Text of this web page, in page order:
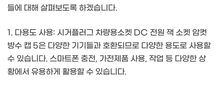
들에 대해 살펴보도록 하겠습니다.
1. 다용도 사용: 시거플러그 차량용소켓 DC 전원 잭 소켓 암컷
방수 캡 5은 다양한 기기들과 호환되므로 다양한 용도로 사용할
수 있습니다. 스마트폰 충전, 가전제품 사용, 작업 등 다양한 상
황에서 유용하게 활용할 수 있습니다.